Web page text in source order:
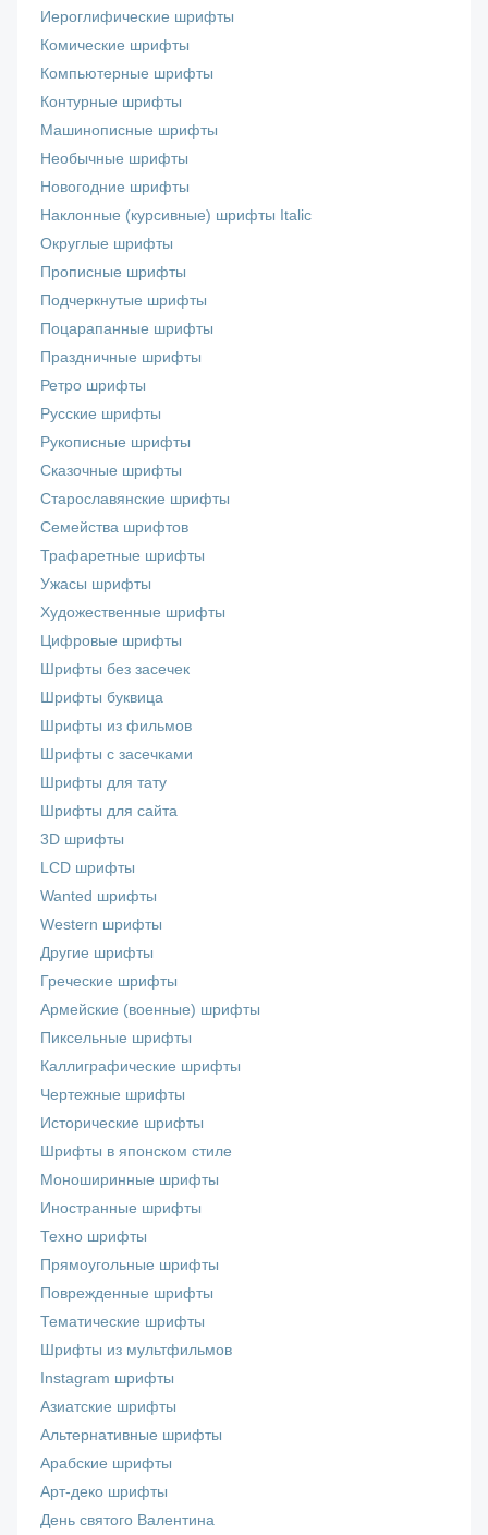
Иероглифические шрифты
Комические шрифты
Компьютерные шрифты
Контурные шрифты
Машинописные шрифты
Необычные шрифты
Новогодние шрифты
Наклонные (курсивные) шрифты Italic
Округлые шрифты
Прописные шрифты
Подчеркнутые шрифты
Поцарапанные шрифты
Праздничные шрифты
Ретро шрифты
Русские шрифты
Рукописные шрифты
Сказочные шрифты
Старославянские шрифты
Семейства шрифтов
Трафаретные шрифты
Ужасы шрифты
Художественные шрифты
Цифровые шрифты
Шрифты без засечек
Шрифты буквица
Шрифты из фильмов
Шрифты с засечками
Шрифты для тату
Шрифты для сайта
3D шрифты
LCD шрифты
Wanted шрифты
Western шрифты
Другие шрифты
Греческие шрифты
Армейские (военные) шрифты
Пиксельные шрифты
Каллиграфические шрифты
Чертежные шрифты
Исторические шрифты
Шрифты в японском стиле
Моноширинные шрифты
Иностранные шрифты
Техно шрифты
Прямоугольные шрифты
Поврежденные шрифты
Тематические шрифты
Шрифты из мультфильмов
Instagram шрифты
Азиатские шрифты
Альтернативные шрифты
Арабские шрифты
Арт-деко шрифты
День святого Валентина